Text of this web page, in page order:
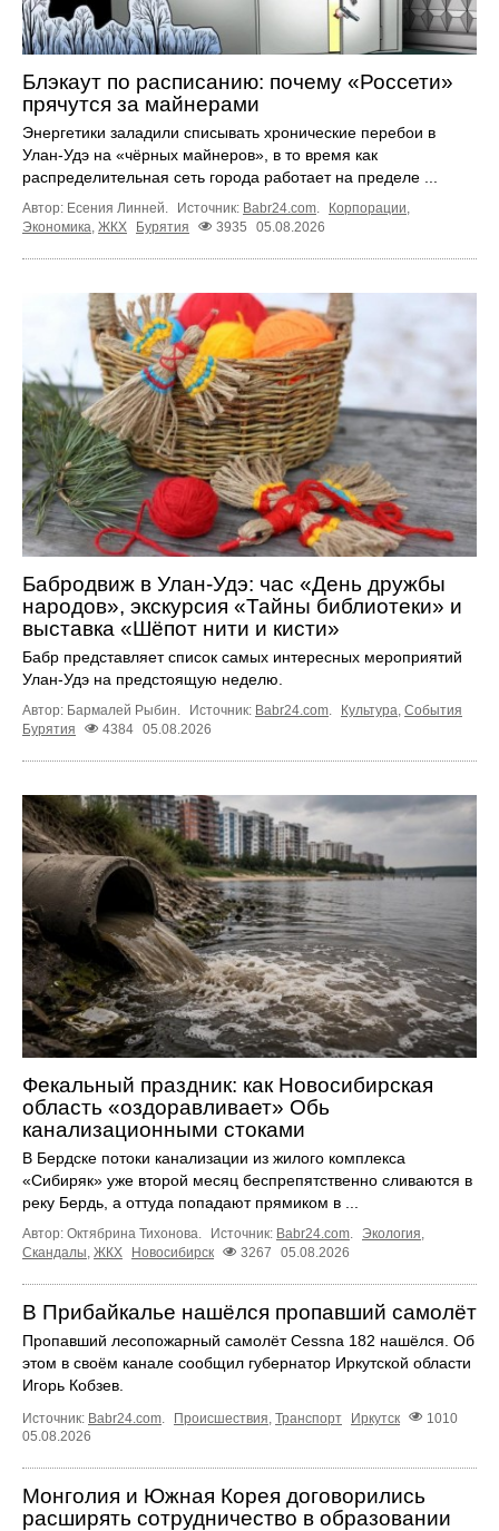
Блэкаут по расписанию: почему «Россети»
прячутся за майнерами
Энергетики заладили списывать хронические перебои в
Улан-Удэ на «чёрных майнеров», в то время как
распределительная сеть города работает на пределе ...
Автор: Есения Линней. Источник: Babr24.com. Корпорации,
Экономика, ЖКХ Бурятия 3935 05.08.2026
Бабродвиж в Улан-Удэ: час «День дружбы
народов», экскурсия «Тайны библиотеки» и
выставка «Шёпот нити и кисти»
Бабр представляет список самых интересных мероприятий
Улан-Удэ на предстоящую неделю.
Автор: Бармалей Рыбин. Источник: Babr24.com Культура События
Бурятия
4384 05.08.2026
Фекальный праздник: как Новосибирская
область «оздоравливает» Обь
канализационными стоками
В Бердске потоки канализации из жилого комплекса
«Сибиряк» уже второй месяц беспрепятственно сливаются в
реку Бердь, а оттуда попадают прямиком в ...
Автор: Октябрина Тихонова. Источник: Babr24.com. Экология,
Скандалы, ЖКХ Новосибирск 3267 05.08.2026
В Прибайкалье нашёлся пропавший самолёт
Пропавший лесопожарный самолёт Cessna 182 нашёлся. Об
этом в своём канале сообщил губернатор Иркутской области
Игорь Кобзев.
Источник: Babr24.com Происшествия Транспорт Иркутск
1010
05.08.2026
Монголия и Южная Корея договорились
расширять сотрудничество в образовании